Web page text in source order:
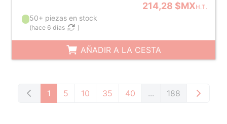
214,28 $MXH.T.
50+ piezas en stock
(hace 6 días )
AÑADIR A LA CESTA
1 5 10 35 40 ... 188